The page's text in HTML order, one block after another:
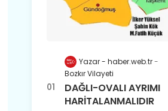
Yazar - haber.web.tr
Bozkır Vilayeti
DAĞLI-OVALI AYRIMI
HARİTALANMALIDIR